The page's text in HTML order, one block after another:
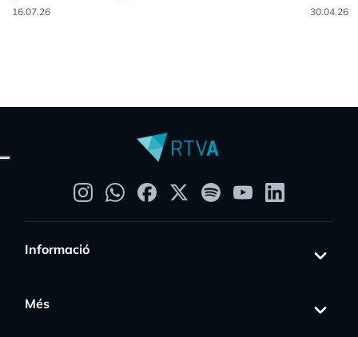
16.07.26 30.04.26
Informació
Més